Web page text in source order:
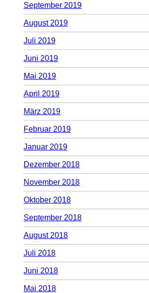
September 2019
August 2019
Juli 2019
Juni 2019
Mai 2019
April 2019
März 2019
Februar 2019
Januar 2019
Dezember 2018
November 2018
Oktober 2018
September 2018
August 2018
Juli 2018
Juni 2018
Mai 2018